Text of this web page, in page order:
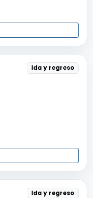
Ida y regreso
Ida y regreso